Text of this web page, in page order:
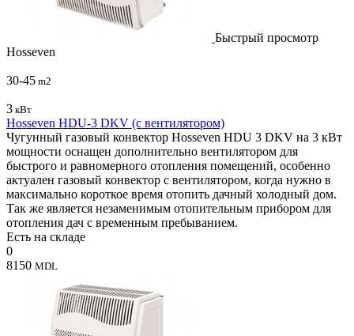
Быстрый просмотр
Hosseven
30-45 m2
3 кВт
Hosseven HDU-3 DKV (с вентилятором)
Чугунный газовый конвектор Hosseven HDU 3 DKV на 3 кВт
мощности оснащен дополнительно вентилятором для
быстрого и равномерного отопления помещений, особенно
актуален газовый конвектор с вентилятором, когда нужно в
максимально короткое время отопить дачный холодный дом.
Так же является незаменимым отопительным прибором для
отопления дач с временным пребыванием.
Есть на складе
0
8150 MDL